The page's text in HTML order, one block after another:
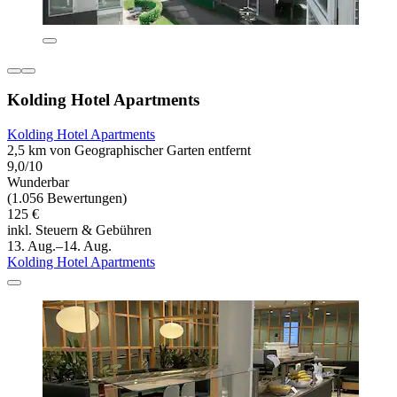
Kolding Hotel Apartments
Kolding Hotel Apartments
2,5 km von Geographischer Garten entfernt
9,0/10
Wunderbar
(1.056 Bewertungen)
125 €
inkl. Steuern & Gebühren
13. Aug.–14. Aug.
Kolding Hotel Apartments